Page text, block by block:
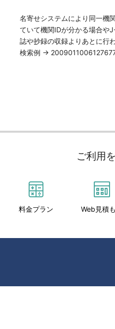
名寄せシステムにより同一機
ていて機関IDが分かる場合や
誌や抄録の収録よりあとに行
検索例 →
ご利用
料金プラン Web見積